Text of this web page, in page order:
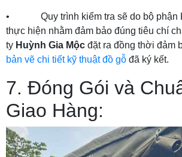
• Quy trình kiểm tra sẽ do bộ phận
thực hiện nhằm đảm bảo đúng tiêu chí
ty Huỳnh Gia Mộc đặt ra đồng thời đảm
bản vẽ chi tiết kỹ thuật đồ gỗ đã ký kết.
7. Đóng Gói và
Giao Hàng: